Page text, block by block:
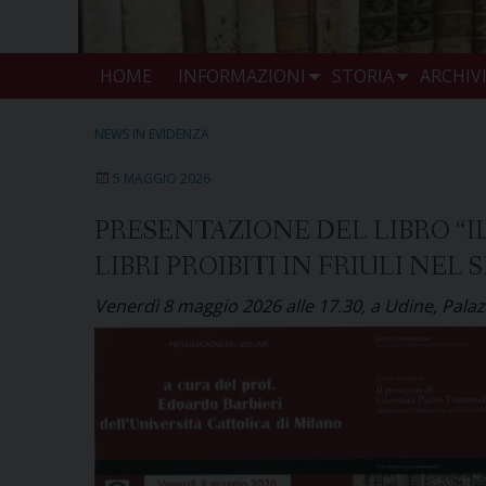
HOME INFORMAZIONI STORIA
NEWS IN EVIDENZA
5 MAGGIO 2026
PRESENTAZIONE DEL LIBRO
LIBRI PROIBITI IN FRIULI NEL
Venerdì 8 maggio 2026 alle 17.30, a Udine,